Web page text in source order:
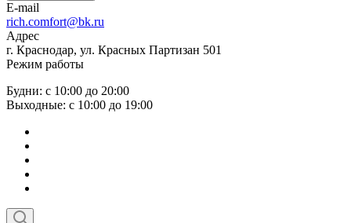
E-mail
rich.comfort@bk.ru
Адрес
г. Краснодар, ул. Красных Партизан 501
Режим работы
Будни: с 10:00 до 20:00
Выходные: с 10:00 до 19:00